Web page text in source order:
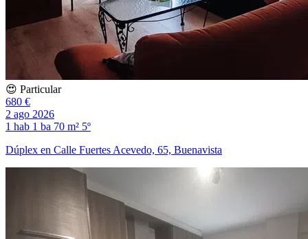
😍 Particular
680 €
2 ago 2026
1 hab 1 ba 70 m² 5º
Dúplex en Calle Fuertes Acevedo, 65, Buenavista